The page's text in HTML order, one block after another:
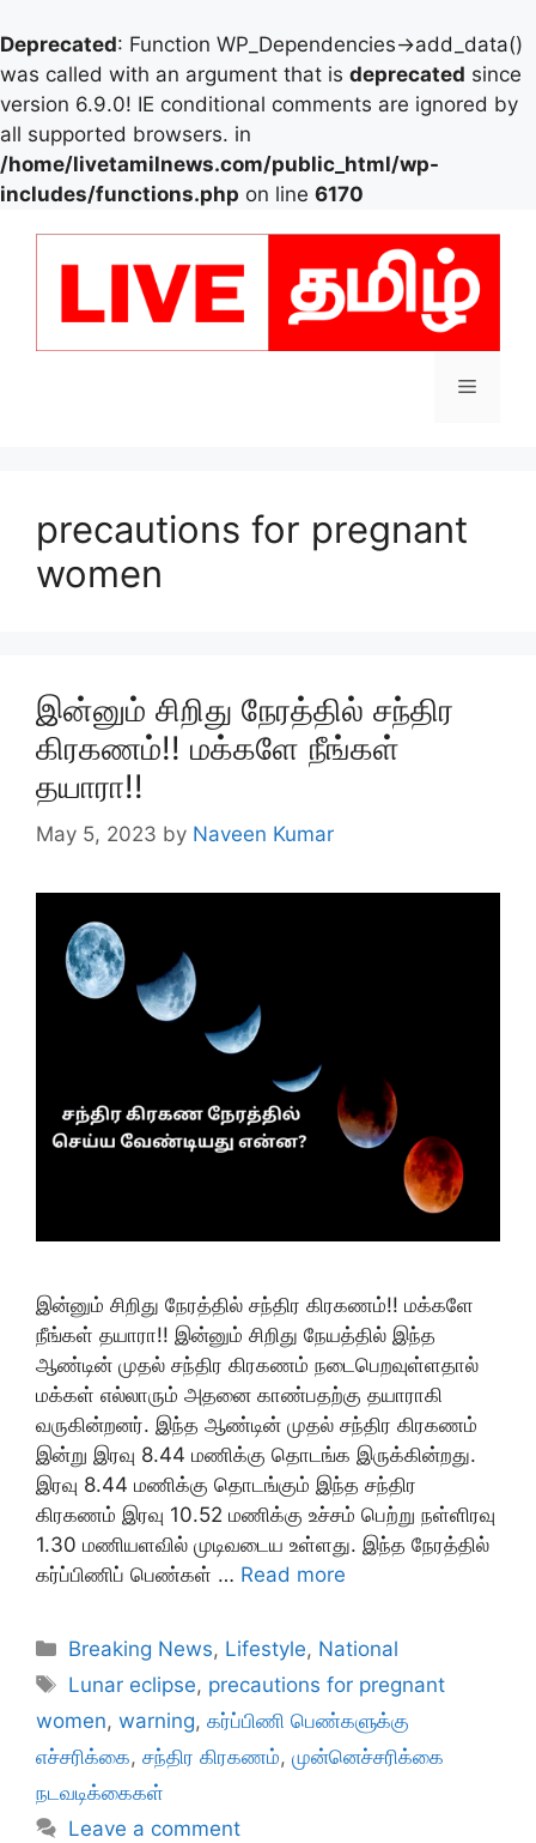
Deprecated: Function WP_Dependencies->add_data()
was called with an argument that is deprecated since
version 6.9.0! IE conditional comments are ignored by
all supported browsers. in
/home/livetamilnews.com/public_html/wp-
includes/functions.php on line 6170
Menu
precautions for pregnant
women
இன்னும் சிறிது நேரத்தில் சந்திர
கிரகணம்!! மக்களே நீங்கள்
தயாரா!!
May 5, 2023 by Naveen Kumar
இன்னும் சிறிது நேரத்தில் சந்திர கிரகணம்!! மக்களே
நீங்கள் தயாரா!! இன்னும் சிறிது நேயத்தில் இந்த
ஆண்டின் முதல் சந்திர கிரகணம் நடைபெறவுள்ளதால்
மக்கள் எல்லாரும் அதனை காண்பதற்கு தயாராகி
வருகின்றனர். இந்த ஆண்டின் முதல் சந்திர கிரகணம்
இன்று இரவு 8.44 மணிக்கு தொடங்க இருக்கின்றது.
இரவு 8.44 மணிக்கு தொடங்கும் இந்த சந்திர
கிரகணம் இரவு 10.52 மணிக்கு உச்சம் பெற்று நள்ளிரவு
1.30 மணியளவில் முடிவடைய உள்ளது. இந்த நேரத்தில்
கர்ப்பிணிப் பெண்கள் … Read more
Categories
Breaking News, Lifestyle, National
Tags
Lunar eclipse, precautions for pregnant
women, warning, கர்ப்பிணி பெண்களுக்கு
எச்சரிக்கை, சந்திர கிரகணம், முன்னெச்சரிக்கை
நடவடிக்கைகள்
Leave a comment